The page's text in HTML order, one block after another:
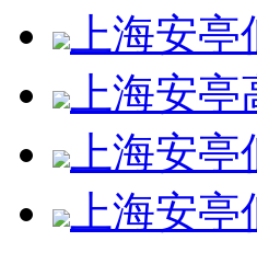
上海安
上海安
上海安
上海安